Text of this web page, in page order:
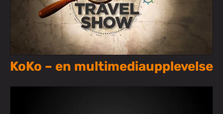
KoKo – en multimediaupplevelse